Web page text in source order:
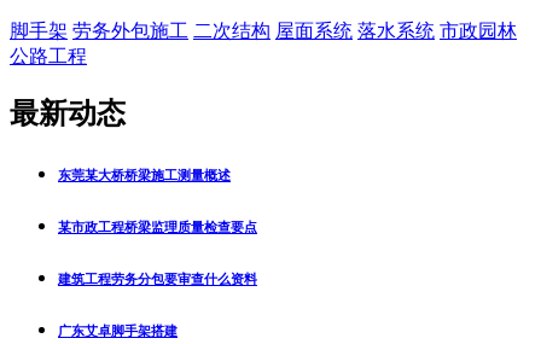
脚手架 劳务外包施工 二次结构 屋面系统 落水系统 市政园林
公路工程
最新动态
东莞某大桥桥梁施工测量概述
某市政工程桥梁监理质量检查要点
建筑工程劳务分包要审查什么资料
广东艾卓脚手架搭建